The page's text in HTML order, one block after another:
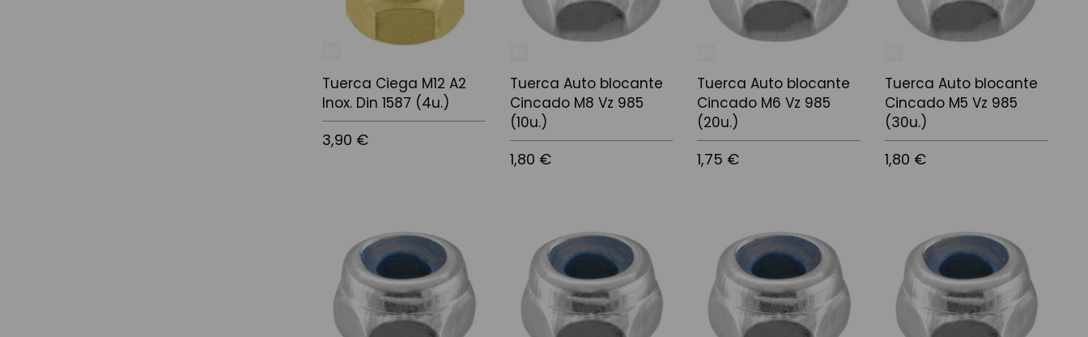
Tuerca Ciega M12 A2
Inox. Din 1587 (4u.)
3,90 €
Tuerca Auto blocante
Cincado M8 Vz 985
(10u.)
1,80 €
Tuerca Auto blocante
Cincado M6 Vz 985
(20u.)
1,75 €
Tuerca Auto blocante
Cincado M5 Vz 985
(30u.)
1,80 €